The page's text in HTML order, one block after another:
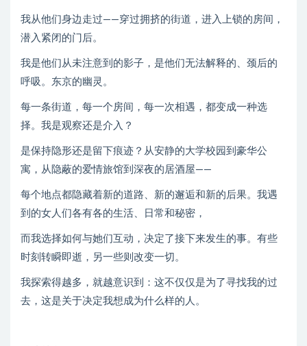
我从他们身边走过——穿过拥挤的街道，进入上锁的房间，
潜入紧闭的门后。
我是他们从未注意到的影子，是他们无法解释的、颈后的
呼吸。东京的幽灵。
每一条街道，每一个房间，每一次相遇，都变成一种选
择。我是观察还是介入？
是保持隐形还是留下痕迹？从安静的大学校园到豪华公
寓，从隐蔽的爱情旅馆到深夜的居酒屋——
每个地点都隐藏着新的道路、新的邂逅和新的后果。我遇
到的女人们各有各的生活、日常和秘密，
而我选择如何与她们互动，决定了接下来发生的事。有些
时刻转瞬即逝，另一些则改变一切。
我探索得越多，就越意识到：这不仅仅是为了寻找我的过
去，这是关于决定我想成为什么样的人。